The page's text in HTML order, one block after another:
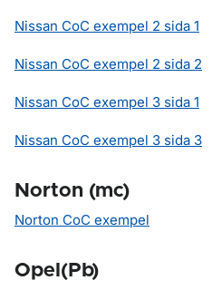
Nissan CoC exempel 2 sida 1
Nissan CoC exempel 2 sida 2
Nissan CoC exempel 3 sida 1
Nissan CoC exempel 3 sida 3
Norton (mc)
Norton CoC exempel
Opel(Pb)